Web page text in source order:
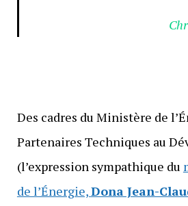
Des cadres du Ministère de
Partenaires Techniques au
(l’expression sympathique du
de l’Énergie,Dona Jean-